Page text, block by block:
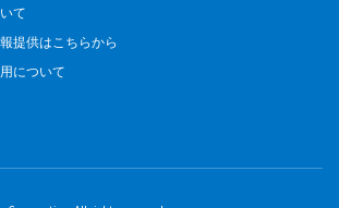
て
提供はこちらから
について